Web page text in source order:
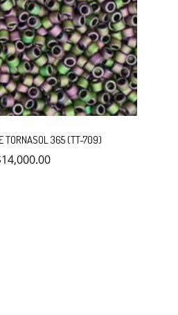
TORNASOL 365 (TT-709)
14,000.00